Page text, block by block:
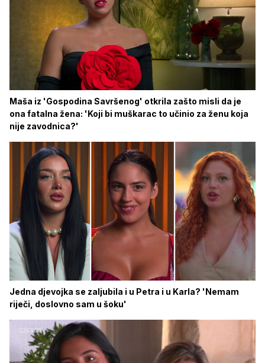
Maša iz 'Gospodina Savršenog' otkrila zašto misli da je
ona fatalna žena: 'Koji bi muškarac to učinio za ženu koja
nije zavodnica?'
Jedna djevojka se zaljubila i u Petra i u Karla? 'Nemam
riječi, doslovno sam u šoku'